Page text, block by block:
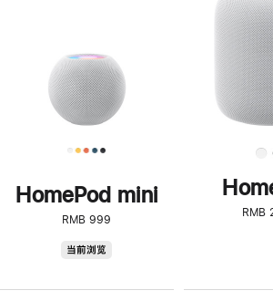
HomePod mini
RMB 999
当前浏览
RMB